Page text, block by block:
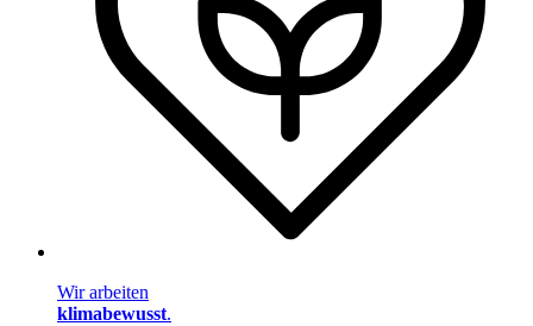
Wir arbeiten
klimabewusst.